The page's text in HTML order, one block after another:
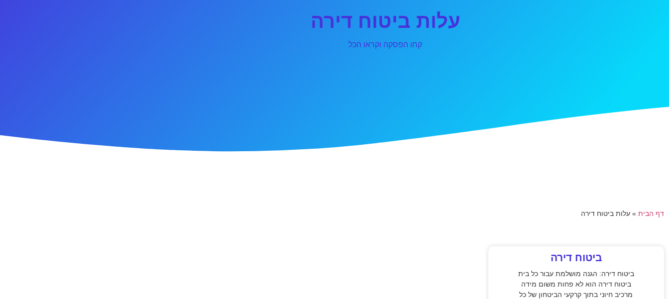
עלות ביטוח דירה
קחו הפסקה וקראו הכל
דף הבית » עלות ביטוח דירה
ביטוח דירה
ביטוח דירה: הגנה מושלמת עבור כל בית
ביטוח דירה הוא לא פחות משום מידה
מרכיב חיוני בתוך קרקעי הביטחון של כל